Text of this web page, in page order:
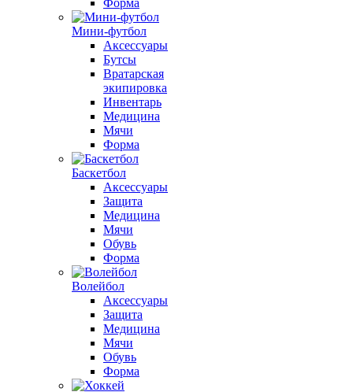
Форма
Мини-футбол
Аксессуары
Бутсы
Вратарская
экипировка
Инвентарь
Медицина
Мячи
Форма
Баскетбол
Аксессуары
Защита
Медицина
Мячи
Обувь
Форма
Волейбол
Аксессуары
Защита
Медицина
Мячи
Обувь
Форма